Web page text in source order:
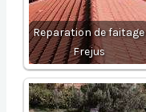
Reparation de faitage
Frejus